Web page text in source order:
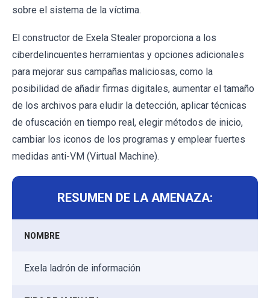
sobre el sistema de la víctima.
El constructor de Exela Stealer proporciona a los
ciberdelincuentes herramientas y opciones adicionales
para mejorar sus campañas maliciosas, como la
posibilidad de añadir firmas digitales, aumentar el tamaño
de los archivos para eludir la detección, aplicar técnicas
de ofuscación en tiempo real, elegir métodos de inicio,
cambiar los iconos de los programas y emplear fuertes
medidas anti-VM (Virtual Machine).
RESUMEN DE LA AMENAZA:
NOMBRE
Exela ladrón de información